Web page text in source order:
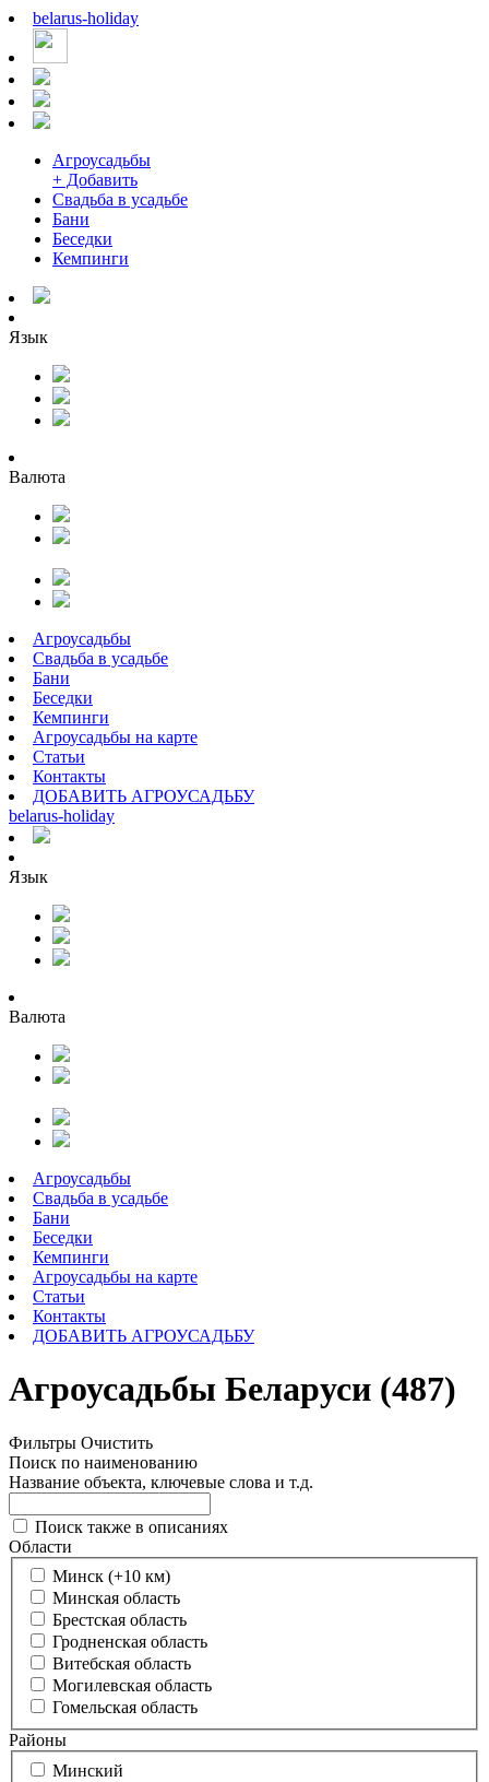
belarus-holiday
Агроусадьбы
+ Добавить
Свадьба в усадьбе
Бани
Беседки
Кемпинги
Язык
Валюта
Агроусадьбы
Свадьба в усадьбе
Бани
Беседки
Кемпинги
Агроусадьбы на карте
Статьи
Контакты
ДОБАВИТЬ АГРОУСАДЬБУ
belarus-holiday
Язык
Валюта
Агроусадьбы
Свадьба в усадьбе
Бани
Беседки
Кемпинги
Агроусадьбы на карте
Статьи
Контакты
ДОБАВИТЬ АГРОУСАДЬБУ
Агроусадьбы Беларуси (487)
Фильтры Очистить
Поиск по наименованию
Название объекта, ключевые слова и т.д.
Поиск также в описаниях
Области
Минск (+10 км)
Минская область
Брестская область
Гродненская область
Витебская область
Могилевская область
Гомельская область
Районы
Минский